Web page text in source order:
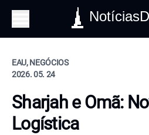
EAU, NEGÓCIOS
2026. 05. 24
Sharjah e Omã:
Logística